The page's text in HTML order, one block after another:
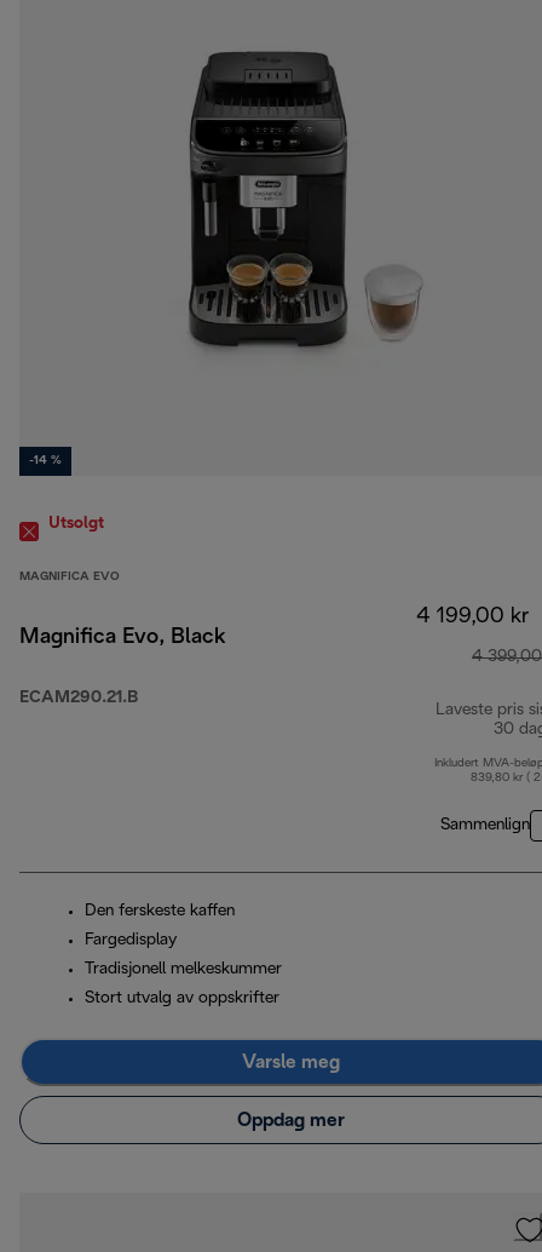
-14 %
Utsolgt
MAGNIFICA EVO
Magnifica Evo, Black
ECAM290.21.B
4 199,00 kr
4
Laveste pris
30
Inkludert MVA-
839,80 kr (
Sammenlign
Den ferskeste kaffen
Fargedisplay
Tradisjonell melkeskummer
Stort utvalg av oppskrifter
Varsle meg
Oppdag mer